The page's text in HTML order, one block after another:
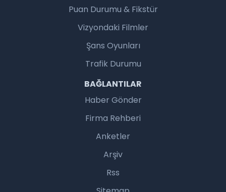
Puan Durumu & Fikstür
Vizyondaki Filmler
Şans Oyunları
Trafik Durumu
BAĞLANTILAR
Haber Gönder
Firma Rehberi
Anketler
Arşiv
Rss